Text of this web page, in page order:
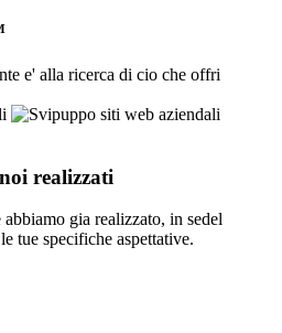
e' alla ricerca di cio che offri
realizzati
gia realizzato, in sedel
tue specifiche aspettative.